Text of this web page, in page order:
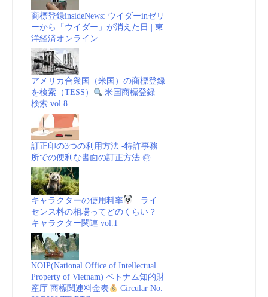
商標登録insideNews: ウイダーinゼリ
ーから「ウイダー」が消えた日 | 東
洋経済オンライン
アメリカ合衆国（米国）の商標登録
を検索（TESS）
米国商標登録
検索 vol.8
訂正印の3つの利用方法 -特許事務
所での便利な書面の訂正方法 ㊞
キャラクターの使用料率
ライ
センス料の相場ってどのくらい？
キャラクター関連 vol.1
NOIP(National Office of Intellectual
Property of Vietnam) ベトナム知的財
産庁 商標関連料金表
Circular No.